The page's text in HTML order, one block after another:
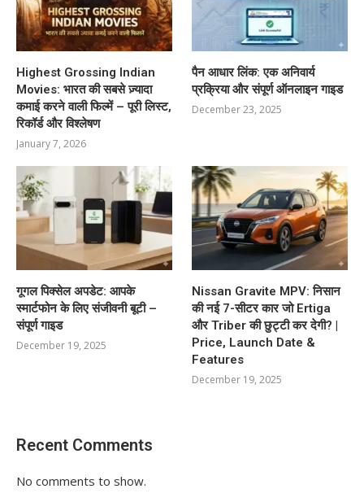
Highest Grossing Indian
Movies: भारत की सबसे ज़्यादा
कमाई करने वाली फिल्में – पूरी लिस्ट,
रिकॉर्ड और विश्लेषण
January 7, 2026
पैन आधार लिंक: एक अनिवार्य
प्रक्रिया और संपूर्ण ऑनलाइन गाइड
December 23, 2025
गूगल पिक्सेल अपडेट: आपके
स्मार्टफोन के लिए संजीवनी बूटी –
संपूर्ण गाइड
December 19, 2025
Nissan Gravite MPV: निसान
की नई 7-सीटर कार जो Ertiga
और Triber की छुट्टी कर देगी? |
Price, Launch Date &
Features
December 19, 2025
Recent Comments
No comments to show.